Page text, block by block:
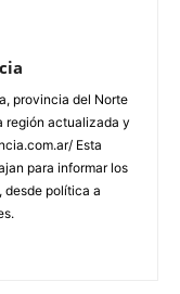
provincia del Norte
región actualizada y
Esta
para informar los
desde política a